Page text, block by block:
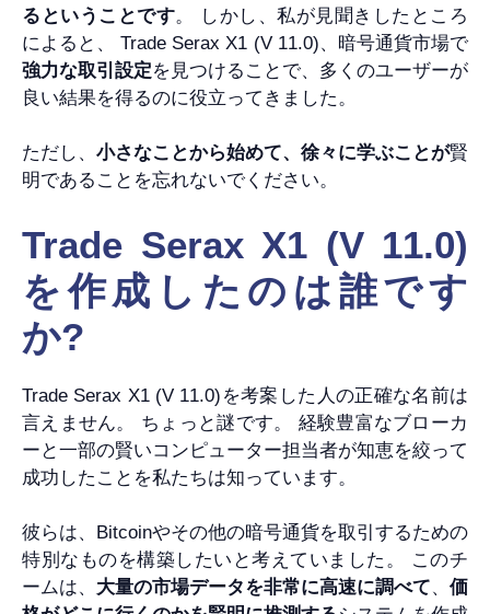
るということです。 しかし、私が見聞きしたところ
によると、 Trade Serax X1 (V 11.0)、暗号通貨市場で
強力な取引設定を見つけることで、多くのユーザーが
良い結果を得るのに役立ってきました。
ただし、 小さなことから始めて、徐々に学ぶことが賢
明であることを忘れないでください。
Trade Serax X1 (V 11.0)
を作成したのは誰です
か?
Trade Serax X1 (V 11.0)を考案した人の正確な名前は
言えません。 ちょっと謎です。 経験豊富なブローカ
ーと一部の賢いコンピューター担当者が知恵を絞って
成功したことを私たちは知っています。
彼らは、Bitcoinやその他の暗号通貨を取引するための
特別なものを構築したいと考えていました。 このチ
ームは、 大量の市場データを非常に高速に調べて、 価